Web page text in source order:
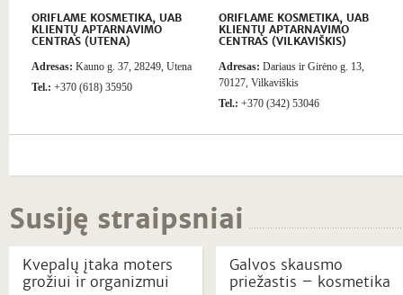
ORIFLAME KOSMETIKA, UAB
KLIENTŲ APTARNAVIMO
CENTRAS (UTENA)
Adresas: Kauno g. 37, 28249, Utena
Tel.: +370 (618) 35950
ORIFLAME KOSMETIKA, UAB
KLIENTŲ APTARNAVIMO
CENTRAS (VILKAVIŠKIS)
Adresas: Dariaus ir Girėno g. 13,
70127, Vilkaviškis
Tel.: +370 (342) 53046
Susiję straipsniai
Kvepalų įtaka moters
grožiui ir organizmui
Galvos skausmo
priežastis – kosmetika